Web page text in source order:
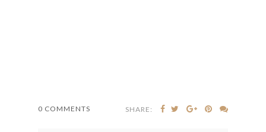
0 COMMENTS SHARE: